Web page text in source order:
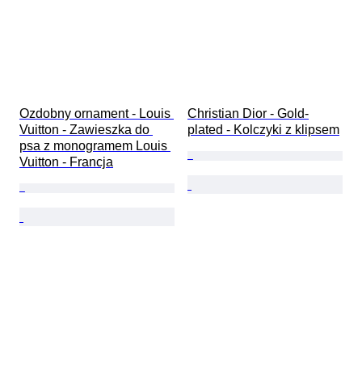
Ozdobny ornament - Louis
Vuitton - Zawieszka do
psa z monogramem Louis
Vuitton - Francja
Christian Dior - Gold-
plated - Kolczyki z klipsem